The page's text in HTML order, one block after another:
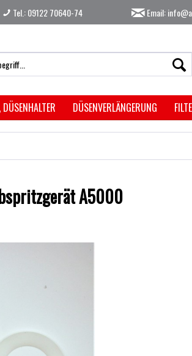
Tel.: 09122 70640-74 Email:
DÜSENVERLÄNGERUNG
A5000